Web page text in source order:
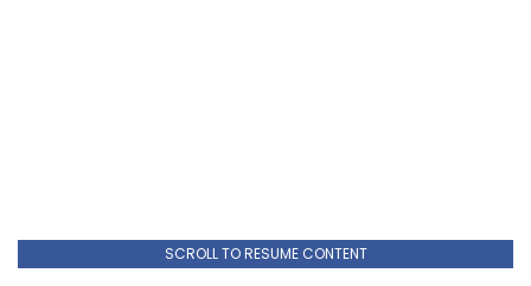
SCROLL TO RESUME CONTENT